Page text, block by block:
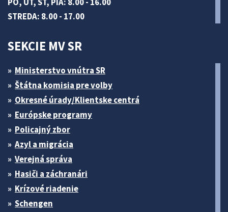
STREDA: 8.00 - 17.00
SEKCIE MV SR
Ministerstvo vnútra SR
Štátna komisia pre volby
Okresné úrady/Klientske centrá
Európske programy
Policajný zbor
Azyl a migrácia
Verejná správa
Hasiči a záchranári
Krízové riadenie
Schengen